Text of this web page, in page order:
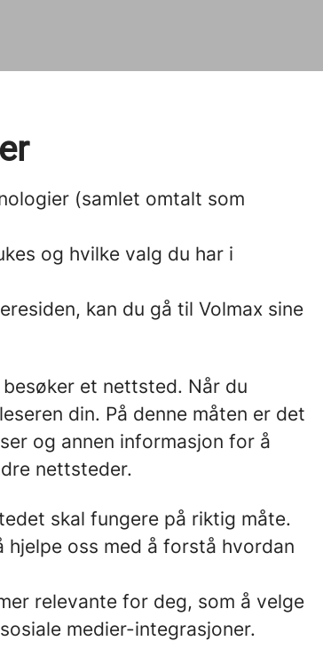
(samlet omtalt som
og hvilke valg du har i
kan du gå til Volmax sine
et nettsted. Når du
din. På denne måten er det
og annen informasjon for å
nettsteder.
skal fungere på riktig måte.
oss med å forstå hvordan
relevante for deg, som å velge
medier-integrasjoner.